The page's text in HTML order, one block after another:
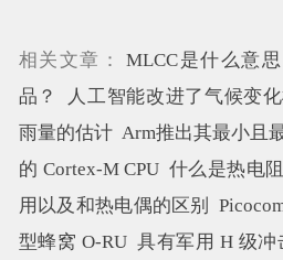
相关文章：MLCC是什么意
品？
人工智能改进了气候变
雨量的估计 Arm推出其最小且
的 Cortex-M CPU 什么是热电
用以及和热电偶的区别
型蜂窝 O-RU 具有军用 H 级